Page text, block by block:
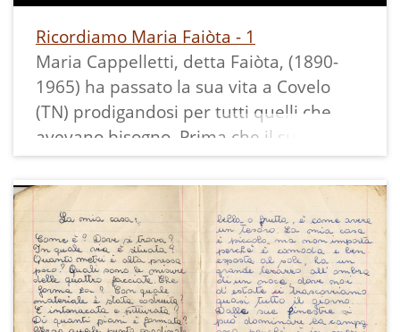
Ricordiamo Maria Faiòta - 1
Maria Cappelletti, detta Faiòta, (1890-
1965) ha passato la sua vita a Covelo
(TN) prodigandosi per tutti quelli che
avevano bisogno. Prima che il suo
ricordo vada perso, raccogliamo la
testimonianza di chiunque l'abbia
conosciuta; pubblichiamo in questo
video le prime cinque voci nella
speranza che stimolino altri a
condividere i loro ricordi.
Questo video è stato localizzato a Covelo